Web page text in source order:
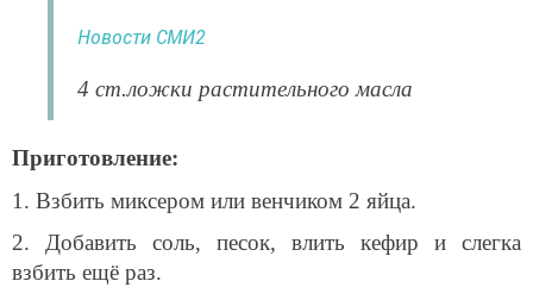
Новости СМИ2
4 ст.ложки растительного масла
Приготовление:
1. Взбить миксером или венчиком 2 яйца.
2. Добавить соль, песок, влить кефир и слегка
взбить ещё раз.